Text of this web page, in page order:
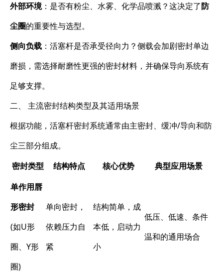
外部环境：是否有粉尘、水雾、化学品喷溅？这决定了防
尘圈的重要性与选型。
侧向负载 ：活塞杆是否承受径向力？侧载会加剧密封单边
磨损，需选择耐磨性更强的密封材料，并确保导向系统有
足够支撑。
二、 主流密封结构类型及其适用场景
根据功能，活塞杆密封系统通常由主密封、缓冲/导向和防
尘三部分组成。
密封类型
结构特点 核心优势
典型应用场景
单作用唇
形密封
(如U形
圈、Y形
圈)
单向密封，
依赖压力自
紧
结构简单，成
本低，启动力
小
低压、低速、条件
温和的通用场合